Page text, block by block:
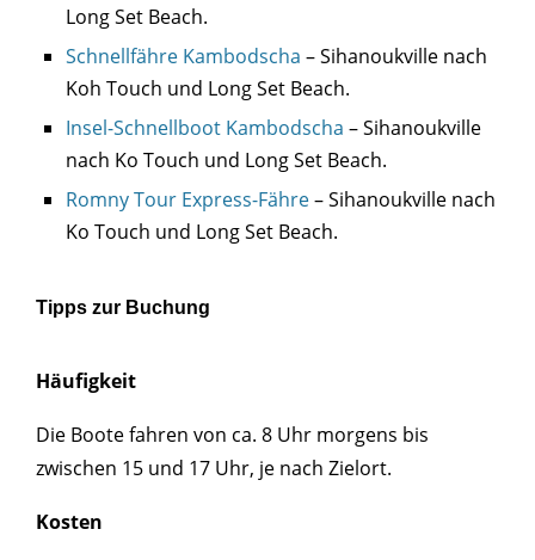
Long Set Beach.
Schnellfähre Kambodscha – Sihanoukville nach
Koh Touch und Long Set Beach.
Insel-Schnellboot Kambodscha – Sihanoukville
nach Ko Touch und Long Set Beach.
Romny Tour Express-Fähre– Sihanoukville nach
Ko Touch und Long Set Beach.
Tipps zur Buchung
Häufigkeit
Die Boote fahren von ca. 8 Uhr morgens bis
zwischen 15 und 17 Uhr, je nach Zielort.
Kosten